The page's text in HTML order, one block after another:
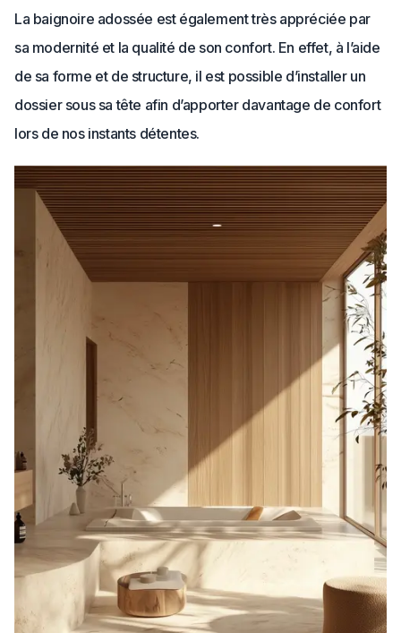
La baignoire adossée est également très appréciée par
sa modernité et la qualité de son confort. En effet, à l’aide
de sa forme et de structure, il est possible d’installer un
dossier sous sa tête afin d’apporter davantage de confort
lors de nos instants détentes.